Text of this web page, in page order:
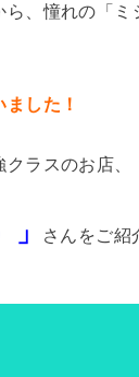
、憧れの「
した！
ラスのお店、
さんをご紹